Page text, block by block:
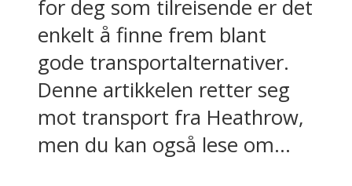
for deg som tilreisende er det
enkelt å finne frem blant
gode transportalternativer.
Denne artikkelen retter seg
mot transport fra Heathrow,
men du kan også lese om...